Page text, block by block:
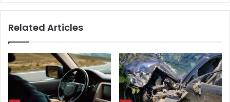
Related Articles